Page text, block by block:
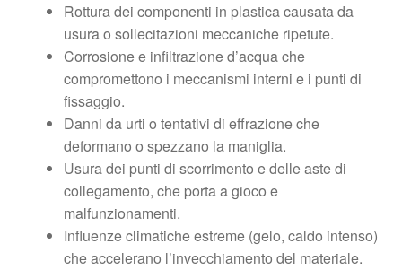
Rottura dei componenti in plastica causata da
usura o sollecitazioni meccaniche ripetute.
Corrosione e infiltrazione d’acqua che
compromettono i meccanismi interni e i punti di
fissaggio.
Danni da urti o tentativi di effrazione che
deformano o spezzano la maniglia.
Usura dei punti di scorrimento e delle aste di
collegamento, che porta a gioco e
malfunzionamenti.
Influenze climatiche estreme (gelo, caldo intenso)
che accelerano l’invecchiamento del materiale.